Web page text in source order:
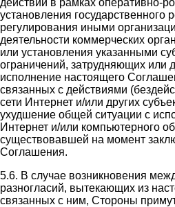
действий в рамках оперативно-
установления государственного
регулирования иными
деятельности коммерческих
или установления указанными
ограничений, затрудняющих
исполнение настоящего
связанных с действиями
сети Интернет и/или других
ухудшение общей ситуации с
Интернет и/или компьютерного
существовавшей на момент
Соглашения.
5.6. В случае возникновения
разногласий, вытекающих из
связанных с ним, Стороны